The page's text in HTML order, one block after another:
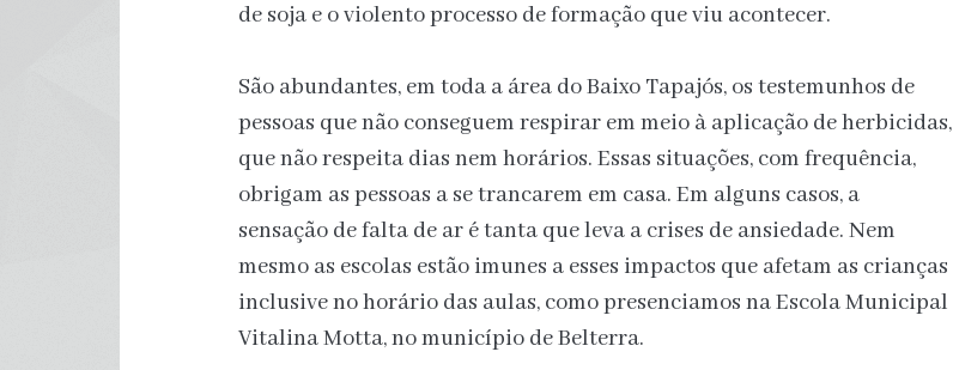
de soja e o violento processo de formação que viu acontecer.
São abundantes, em toda a área do Baixo Tapajós, os testemunhos de
pessoas que não conseguem respirar em meio à aplicação de herbicidas,
que não respeita dias nem horários. Essas situações, com frequência,
obrigam as pessoas a se trancarem em casa. Em alguns casos, a
sensação de falta de ar é tanta que leva a crises de ansiedade. Nem
mesmo as escolas estão imunes a esses impactos que afetam as crianças
inclusive no horário das aulas, como presenciamos na Escola Municipal
Vitalina Motta, no município de Belterra.